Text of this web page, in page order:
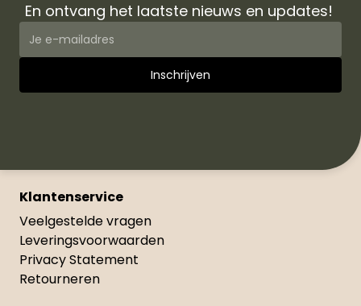
En ontvang het laatste nieuws en updates!
Klantenservice
Veelgestelde vragen
Leveringsvoorwaarden
Privacy Statement
Retourneren